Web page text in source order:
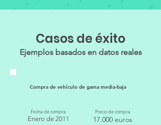
Casos de éxito
Ejemplos basados en datos reales
Compra de vehículo de gama media-baja
Fecha de compra
Enero de 2011
Precio de compra
17.000 euros